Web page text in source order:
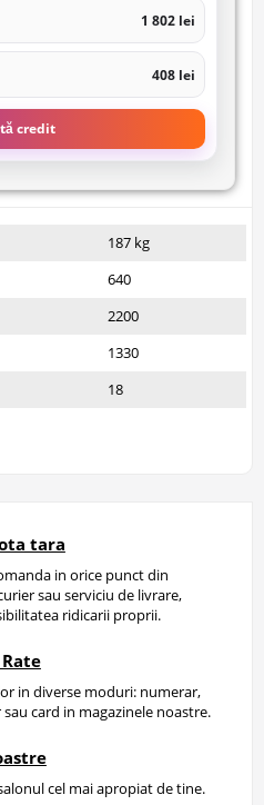
1 802 lei
408 lei
credit
187 kg
640
2200
1330
18
tara
in orice punct din
sau serviciu de livrare,
ridicarii proprii.
in diverse moduri: numerar,
card in magazinele noastre.
cel mai apropiat de tine.